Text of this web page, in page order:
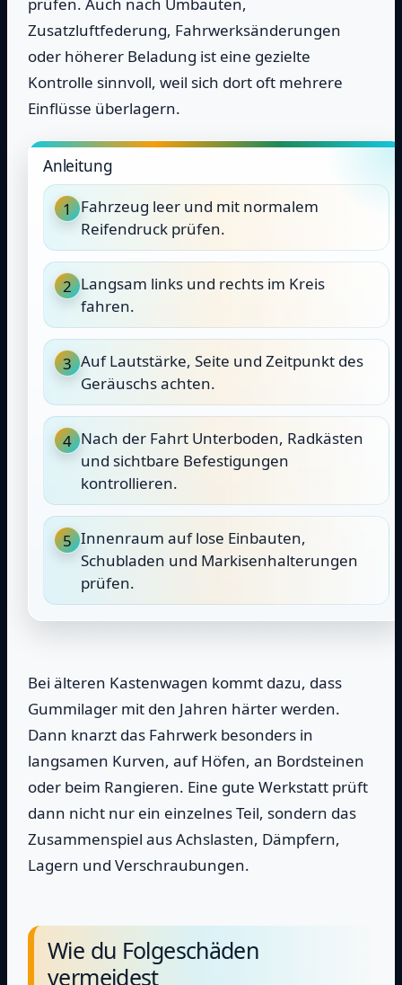
Zusatzluftfederung, Fahrwerksänderungen
oder höherer Beladung ist eine gezielte
Kontrolle sinnvoll, weil sich dort oft mehrere
Einflüsse überlagern.
Anleitung
1 Fahrzeug leer und mit normalem
Reifendruck prüfen.
2 Langsam links und rechts im Kreis
fahren.
3 Auf Lautstärke, Seite und Zeitpunkt des
Geräuschs achten.
4 Nach der Fahrt Unterboden, Radkästen
und sichtbare Befestigungen
kontrollieren.
5 Innenraum auf lose Einbauten,
Schubladen und Markisenhalterungen
prüfen.
Bei älteren Kastenwagen kommt dazu, dass
Gummilager mit den Jahren härter werden.
Dann knarzt das Fahrwerk besonders in
langsamen Kurven, auf Höfen, an Bordsteinen
oder beim Rangieren. Eine gute Werkstatt prüft
dann nicht nur ein einzelnes Teil, sondern das
Zusammenspiel aus Achslasten, Dämpfern,
Lagern und Verschraubungen.
Wie du Folgeschäden
vermeidest